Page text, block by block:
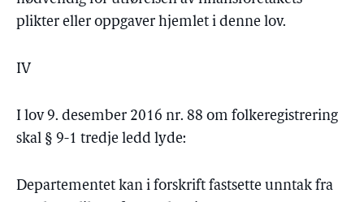
plikter eller oppgaver hjemlet i denne lov.
IV
I lov 9. desember 2016 nr. 88 om folkeregistrering
skal § 9-1 tredje ledd lyde:
Departementet kan i forskrift fastsette unntak fra